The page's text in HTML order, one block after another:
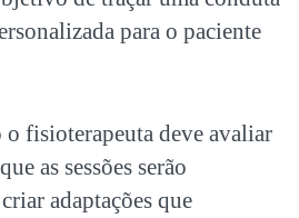
para o paciente
o fisioterapeuta deve avaliar
as sessões serão
adaptações que